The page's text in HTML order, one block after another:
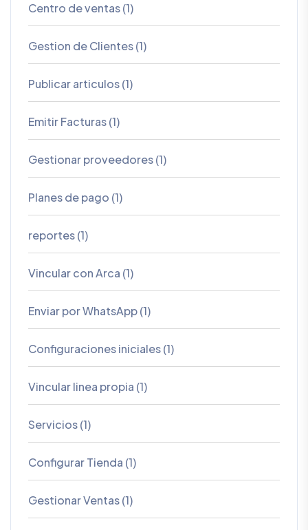
Centro de ventas (1)
Gestion de Clientes (1)
Publicar articulos (1)
Emitir Facturas (1)
Gestionar proveedores (1)
Planes de pago (1)
reportes (1)
Vincular con Arca (1)
Enviar por WhatsApp (1)
Configuraciones iniciales (1)
Vincular linea propia (1)
Servicios (1)
Configurar Tienda (1)
Gestionar Ventas (1)